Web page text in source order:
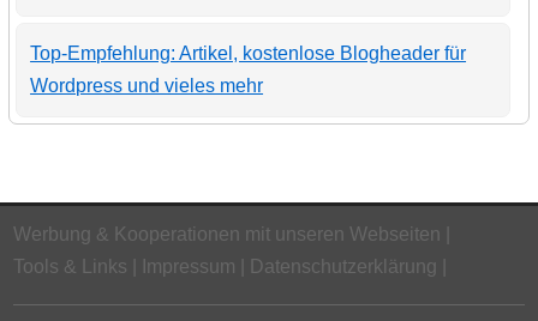
Top-Empfehlung: Artikel, kostenlose Blogheader für
Wordpress und vieles mehr
Werbung & Kooperationen mit unseren Webseiten
Tools & Links
Impressum Datenschutzerklärung